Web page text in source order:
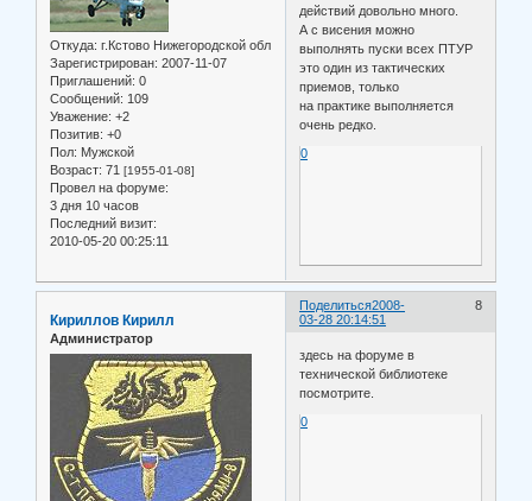
Откуда: г.Кстово Нижегородской обл
Зарегистрирован: 2007-11-07
Приглашений: 0
Сообщений: 109
Уважение: +2
Позитив: +0
Пол: Мужской
Возраст: 71 [1955-01-08]
Провел на форуме:
3 дня 10 часов
Последний визит:
2010-05-20 00:25:11
действий довольно много.
А с висения можно
выполнять пуски всех ПТУР
это один из тактических
приемов, только
на практике выполняется
очень редко.
0
Поделиться 8
2008-
03-28 20:14:51
Кириллов Кирилл
Администратор
здесь на форуме в
технической библиотеке
посмотрите.
0